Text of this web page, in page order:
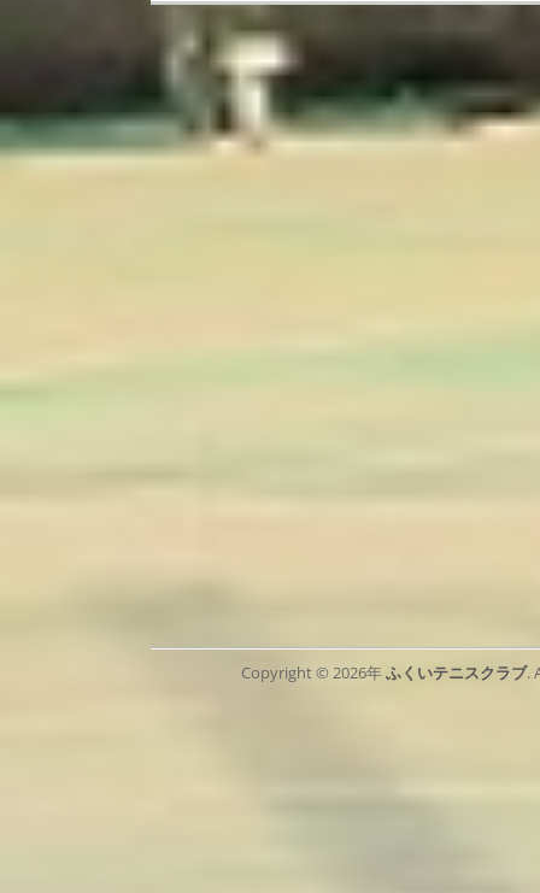
Copyright © 2026年ふくいテニスクラブ.